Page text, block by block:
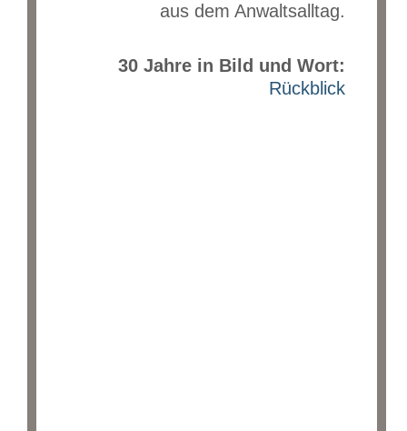
aus dem Anwaltsalltag.
30 Jahre in Bild und Wort:
Rückblick